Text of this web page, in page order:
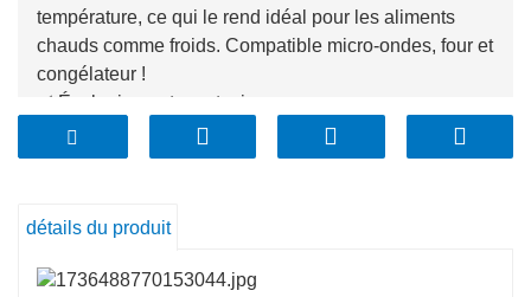
température, ce qui le rend idéal pour les aliments
chauds comme froids. Compatible micro-ondes, four et
congélateur !
✅ Écologique et non toxique
Sans BPA, phtalates ni produits chimiques nocifs :
juste un stockage pur et sûr pour vos repas.
Le couvercle en verre sécurisé crée un joint
hermétique, gardant vos aliments frais plus longtemps.
✅ Design élégant et empilable
détails du produit